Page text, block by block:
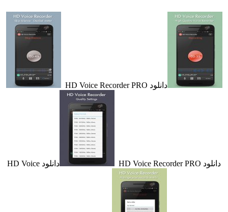
دانلود HD Voice Recorder PRO
دانلود HD Voice